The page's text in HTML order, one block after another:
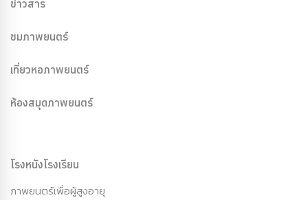
ชมภาพยนตร์
เที่ยวหอภาพยนตร์
ห้องสมุดภาพยนตร์
โรงหนังโรงเรียน
ภาพยนตร์เพื่อผู้สูงอายุ